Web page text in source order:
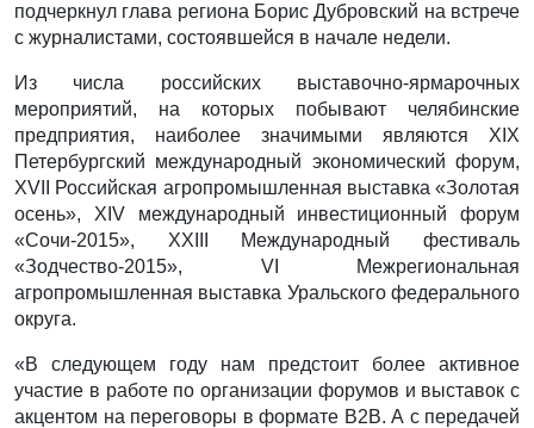
подчеркнул глава региона Борис Дубровский на встрече
с журналистами, состоявшейся в начале недели.
Из числа российских выставочно-ярмарочных
мероприятий, на которых побывают челябинские
предприятия, наиболее значимыми являются XIX
Петербургский международный экономический форум,
XVII Российская агропромышленная выставка «Золотая
осень», XIV международный инвестиционный форум
«Сочи-2015», XXIII Международный фестиваль
«Зодчество-2015», VI Межрегиональная
агропромышленная выставка Уральского федерального
округа.
«В следующем году нам предстоит более активное
участие в работе по организации форумов и выставок с
акцентом на переговоры в формате В2В. А с передачей